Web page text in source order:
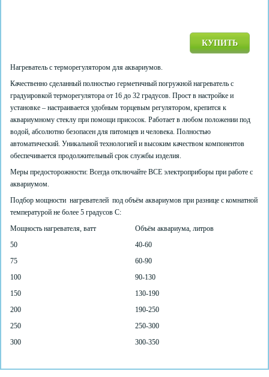
КУПИТЬ
Нагреватель с терморегулятором для аквариумов.
Качественно сделанный полностью герметичный погружной нагреватель с
градуировкой терморегулятора от 16 до 32 градусов. Прост в настройке и
установке – настраивается удобным торцевым регулятором, крепится к
аквариумному стеклу при помощи присосок. Работает в любом положении под
водой, абсолютно безопасен для питомцев и человека. Полностью
автоматический. Уникальной технологией и высоким качеством компонентов
обеспечивается продолжительный срок службы изделия.
Меры предосторожности: Всегда отключайте ВСЕ электроприборы при работе с
аквариумом.
Подбор мощности нагревателей под объём аквариумов при разнице с комнатной
температурой не более 5 градусов С:
Мощность нагревателя, ватт
Объём аквариума, литров
50
40-60
75
60-90
100
90-130
150
130-190
200
190-250
250
250-300
300
300-350